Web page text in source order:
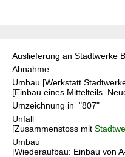
Auslieferung an Stadtwerke
Abnahme
Umbau [Werkstatt
[Einbau eines Mittelteils.
Umzeichnung in "807"
Unfall
[Zusammenstoss mit
Umbau
[Wiederaufbau: Einbau von